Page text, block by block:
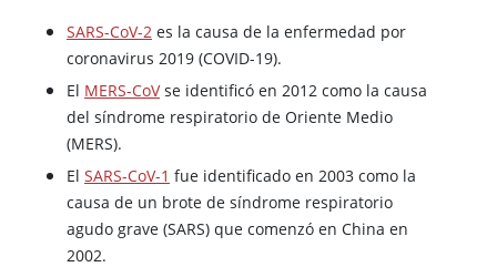
SARS-CoV-2 es la causa de la enfermedad por
coronavirus 2019 (COVID-19).
El MERS-CoVse identificó en 2012 como la causa
del síndrome respiratorio de Oriente Medio
(MERS).
El SARS-CoV-1 fue identificado en 2003 como la
causa de un brote de síndrome respiratorio
agudo grave (SARS) que comenzó en China en
2002.